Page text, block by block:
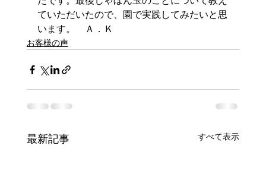
ていただいたので、園で実践してみたいと思
います。　Ａ．Ｋ
お客様の声
最新記事 すべて表示